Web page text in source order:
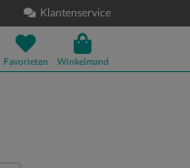
Klantenservice
Favorieten Winkelmand